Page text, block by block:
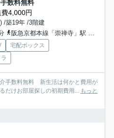
数料無料
4,000円
/築19年 /3階建
阪急京都本線「崇禅寺」駅 徒歩11分
宅配ボックス
手数料無料 新生活は何かと費用が
だけお部屋探しの初期費用... もっと